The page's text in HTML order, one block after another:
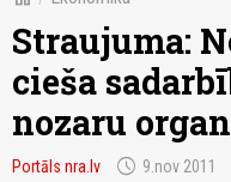
Straujuma:
cieša
nozaru
Portāls nra.lv schedule 9.nov 2011